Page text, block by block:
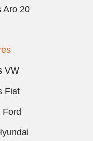
Aro 20
VW
Fiat